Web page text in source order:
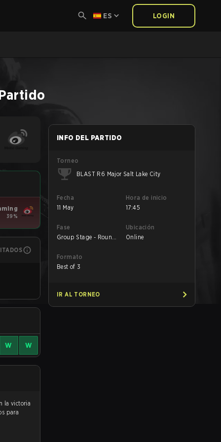
ES LOGIN
39%
W W
para
INFO DEL PARTIDO
Torneo
BLAST R6 Major Salt Lake City
Fecha
11 May
Hora de inicio
17:45
Fase
Group Stage - Round
Ubicación
Online
Formato
Best of 3
IR AL TORNEO